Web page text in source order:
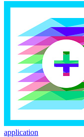
application